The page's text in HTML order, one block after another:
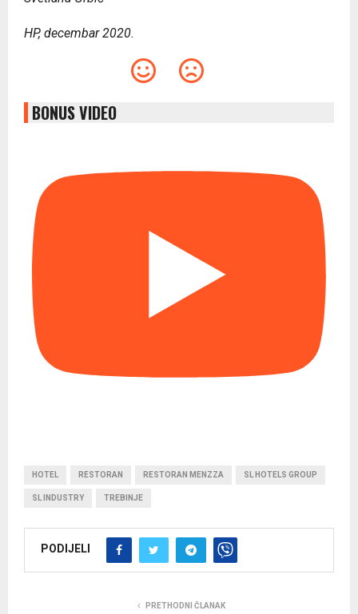
HP, decembar 2020.
BONUS VIDEO
HOTEL RESTORAN RESTORAN MENZZA SL HOTELS GROUP
SL INDUSTRY TREBINJE
PODIJELI
PRETHODNI ČLANAK